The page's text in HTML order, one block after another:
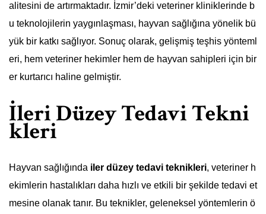
alitesini de artırmaktadır. İzmir’deki veteriner kliniklerinde b
u teknolojilerin yaygınlaşması, hayvan sağlığına yönelik bü
yük bir katkı sağlıyor. Sonuç olarak, gelişmiş teşhis yönteml
eri, hem veteriner hekimler hem de hayvan sahipleri için bir
er kurtarıcı haline gelmiştir.
İleri Düzey Tedavi Tekni
kleri
Hayvan sağlığında iler düzey tedavi teknikleri, veteriner h
ekimlerin hastalıkları daha hızlı ve etkili bir şekilde tedavi et
mesine olanak tanır. Bu teknikler, geleneksel yöntemlerin ö